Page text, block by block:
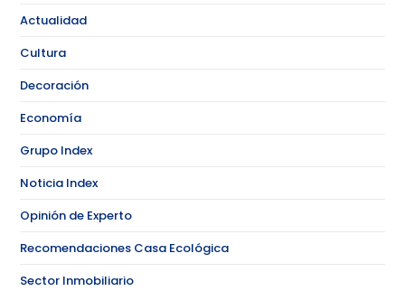
Actualidad
Cultura
Decoración
Economía
Grupo Index
Noticia Index
Opinión de Experto
Recomendaciones Casa Ecológica
Sector Inmobiliario